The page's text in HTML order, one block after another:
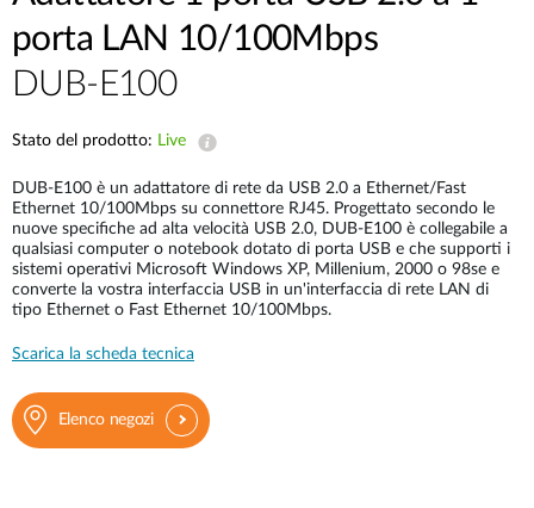
porta LAN 10/100Mbps
DUB-E100
Stato del prodotto: Live
DUB-E100 è un adattatore di rete da USB 2.0 a Ethernet/Fast
Ethernet 10/100Mbps su connettore RJ45. Progettato secondo le
nuove specifiche ad alta velocità USB 2.0, DUB-E100 è collegabile a
qualsiasi computer o notebook dotato di porta USB e che supporti i
sistemi operativi Microsoft Windows XP, Millenium, 2000 o 98se e
converte la vostra interfaccia USB in un'interfaccia di rete LAN di
tipo Ethernet o Fast Ethernet 10/100Mbps.
Scarica la scheda tecnica
Elenco negozi